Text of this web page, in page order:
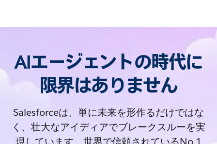
AIエージェントの時代に
限界はありません
Salesforceは、単に未来を形作るだけではな
く、壮大なアイディアでブレークスルーを実